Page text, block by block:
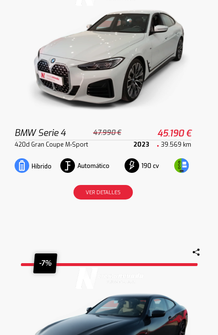
BMW Serie 4 47.990 € 45.190 €
420d Gran Coupe M-Sport 2023 39.569 km
Híbrido Automático 190 cv
VER DETALLES
-7%